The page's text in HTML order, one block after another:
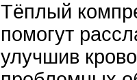
Тёплый
помогут
улучшив